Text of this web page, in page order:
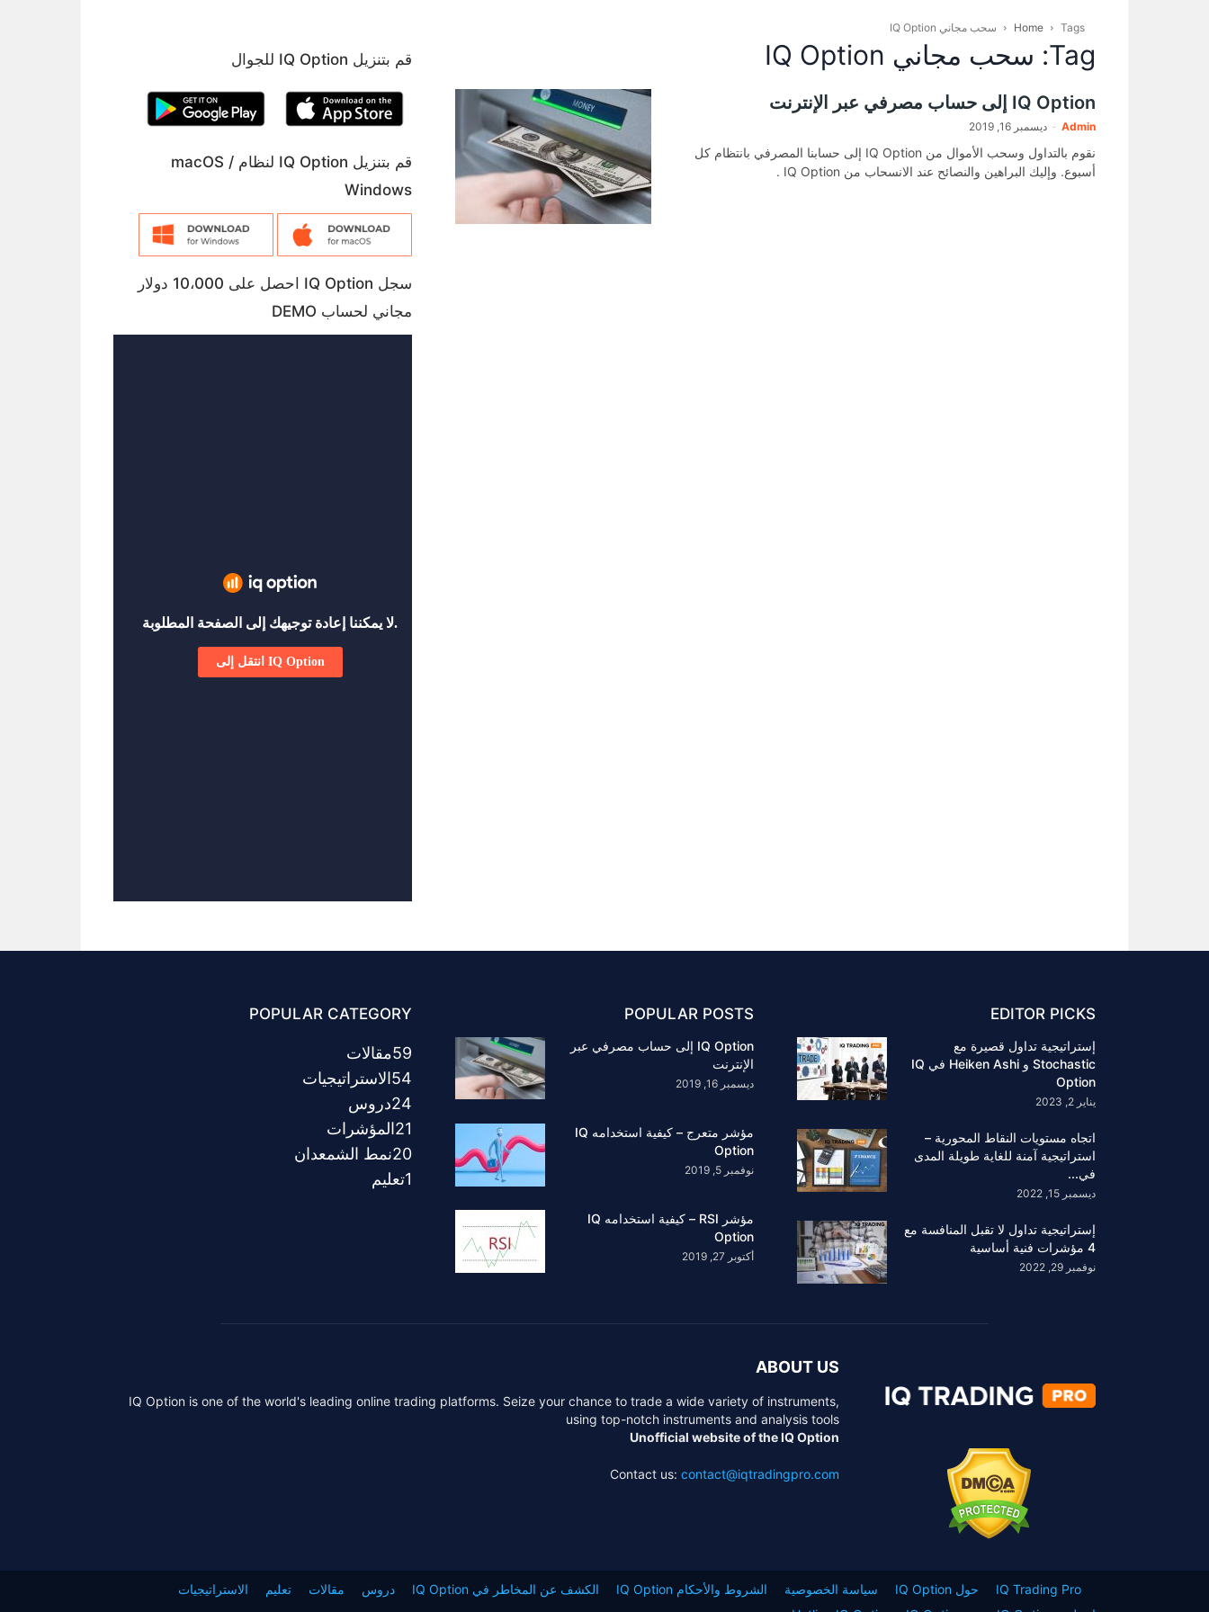
Home Tags سحب مجاني IQ Option
Tag: سحب مجاني IQ Option
IQ Option إلى حساب مصرفي عبر الإنترنت
Admin
- ديسمبر 16, 2019
نقوم بالتداول وسحب الأموال من IQ Option إلى حسابنا المصرفي بانتظام كل
أسبوع. وإليك البراهين والنصائح عند الانسحاب من IQ Option .
قم بتنزيل IQ Option للجوال
قم بتنزيل IQ Option لنظام macOS /
Windows
سجل IQ Option احصل على 10،000 دولار
مجاني لحساب DEMO
EDITOR PICKS
إستراتيجية تداول قصيرة مع
Stochastic و Heiken Ashi في IQ
Option
يناير 2, 2023
اتجاه مستويات النقاط المحورية –
استراتيجية آمنة للغاية طويلة المدى
في...
ديسمبر 15, 2022
إستراتيجية تداول لا تقبل المنافسة مع
4 مؤشرات فنية أساسية
نوفمبر 29, 2022
POPULAR POSTS
IQ Option إلى حساب مصرفي عبر
الإنترنت
ديسمبر 16, 2019
مؤشر متعرج – كيفية استخدامه IQ
Option
نوفمبر 5, 2019
مؤشر RSI – كيفية استخدامه IQ
Option
أكتوبر 27, 2019
POPULAR CATEGORY
مقالات59
الاستراتيجيات54
دروس24
المؤشرات21
نمط الشمعدان20
تعليم1
ABOUT US
IQ Option is one of the world's leading online trading platforms. Seize your chance to trade a wide variety of instruments,
using top-notch instruments and analysis tools
Unofficial website of the IQ Option
Contact us: contact@iqtradingpro.com
IQ Trading Pro حول IQ Option سياسة الخصوصية الشروط والأحكام IQ Option الكشف عن المخاطر في IQ Option دروس مقالات تعليم
الاستراتيجيات